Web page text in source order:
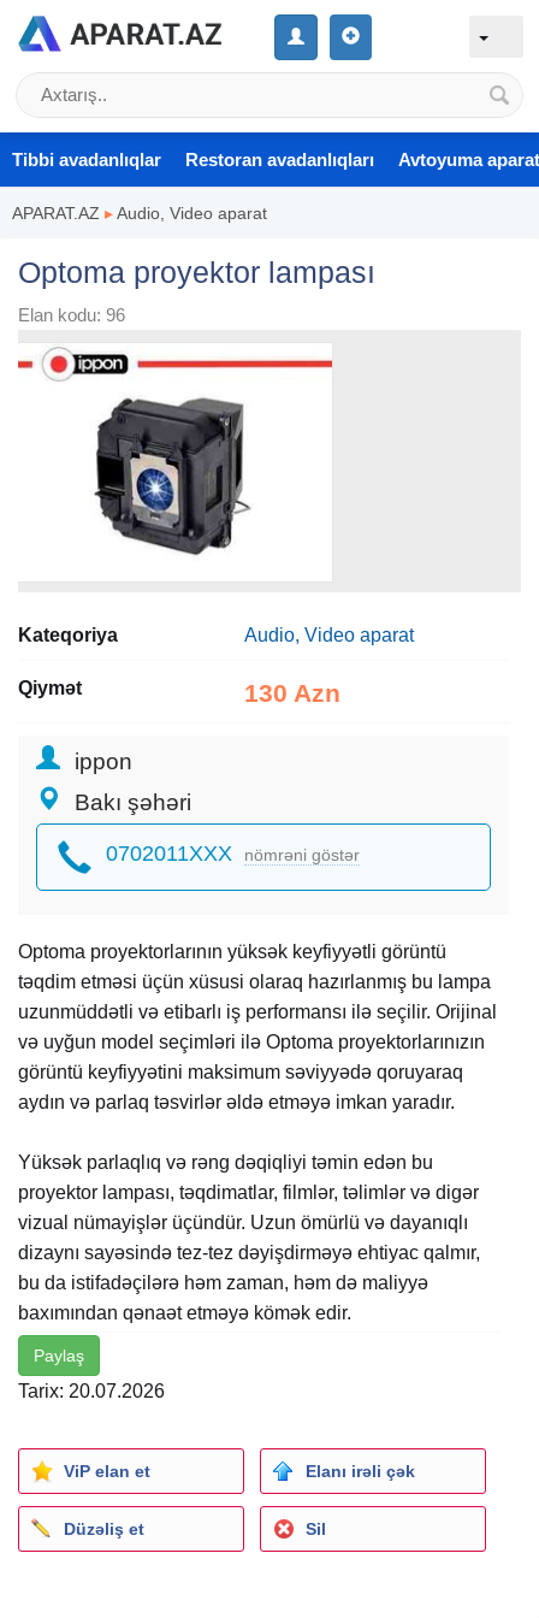
Tibbi avadanlıqlar Restoran avadanlıqları Avtoyuma
APARAT.AZ ▸Audio, Video aparat
Optoma proyektor lampası
Elan kodu: 96
Kateqoriya Audio, Video aparat
Qiymət 130 Azn
ippon
Bakı şəhəri
0702011XXX nömrəni göstər
Optoma proyektorlarının yüksək keyfiyyətli görüntü
təqdim etməsi üçün xüsusi olaraq hazırlanmış bu lampa
uzunmüddətli və etibarlı iş performansı ilə seçilir. Orijinal
və uyğun model seçimləri ilə Optoma proyektorlarınızın
görüntü keyfiyyətini maksimum səviyyədə qoruyaraq
aydın və parlaq təsvirlər əldə etməyə imkan yaradır.
Yüksək parlaqlıq və rəng dəqiqliyi təmin edən bu
proyektor lampası, təqdimatlar, filmlər, təlimlər və digər
vizual nümayişlər üçündür. Uzun ömürlü və dayanıqlı
dizaynı sayəsində tez-tez dəyişdirməyə ehtiyac qalmır,
bu da istifadəçilərə həm zaman, həm də maliyyə
baxımından qənaət etməyə kömək edir.
Paylaş
Tarix: 20.07.2026
ViP elan et Elanı irəli çək
Düzəliş et Sil